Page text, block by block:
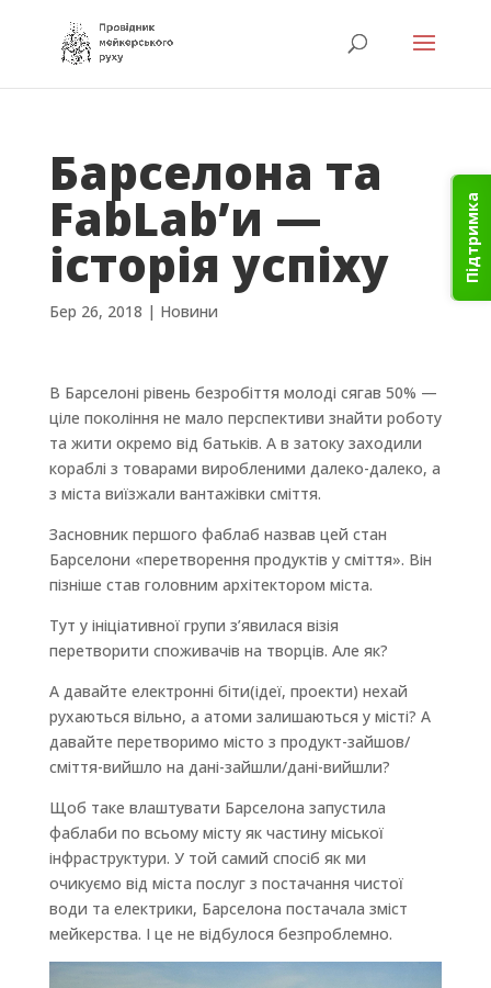
Підтримка
Барселона та
FabLab’и —
історія успіху
Бер 26, 2018 | Новини
В Барселоні рівень безробіття молоді сягав 50% —
ціле покоління не мало перспективи знайти роботу
та жити окремо від батьків. А в затоку заходили
кораблі з товарами виробленими далеко-далеко, а
з міста виїзжали вантажівки сміття.
Засновник першого фаблаб назвав цей стан
Барселони «перетворення продуктів у сміття». Він
пізніше став головним архітектором міста.
Тут у ініціативної групи з’явилася візія
перетворити споживачів на творців. Але як?
А давайте електронні біти(ідеї, проекти) нехай
рухаються вільно, а атоми залишаються у місті? А
давайте перетворимо місто з продукт-зайшов/
сміття-вийшло на дані-зайшли/дані-вийшли?
Щоб таке влаштувати Барселона запустила
фаблаби по всьому місту як частину міської
інфраструктури. У той самий спосіб як ми
очикуємо від міста послуг з постачання чистої
води та електрики, Барселона постачала зміст
мейкерства. І це не відбулося безпроблемно.